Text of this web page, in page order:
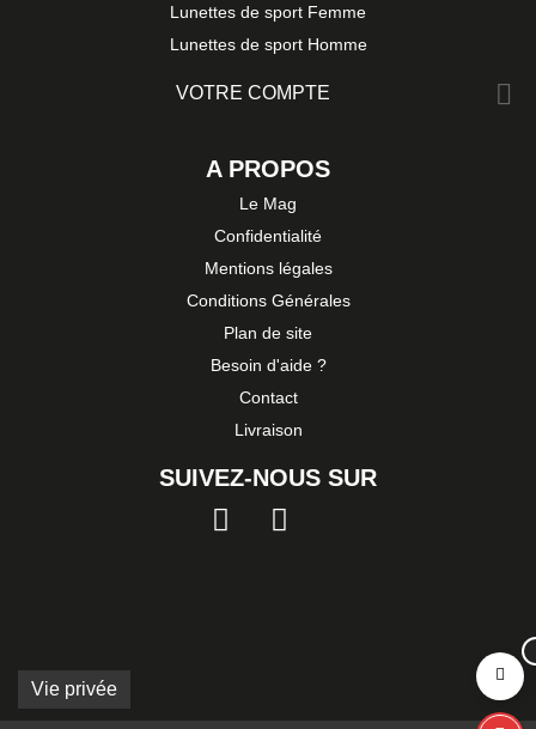
Lunettes de sport Femme
Lunettes de sport Homme
VOTRE COMPTE 
A PROPOS
Le Mag
Confidentialité
Mentions légales
Conditions Générales
Plan de site
Besoin d'aide ?
Contact
Livraison
SUIVEZ-NOUS SUR
Vie privée